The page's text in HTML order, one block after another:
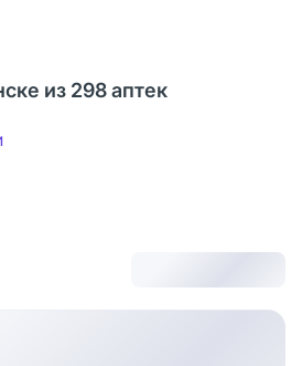
из 298 аптек